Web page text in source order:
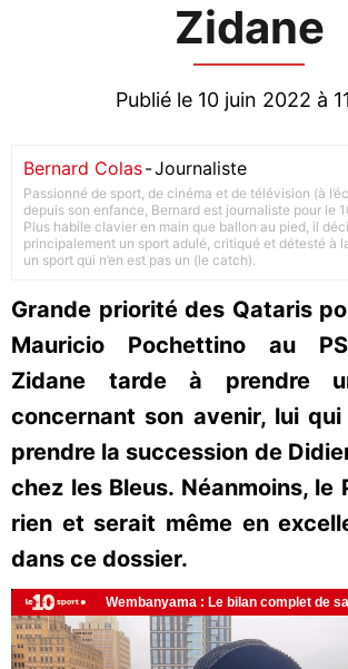
Zidane
Publié le 10 juin 2022 à
Bernard Colas-Journaliste
Passionné de sport, de cinéma et de télévision (à
depuis son enfance, Bernard est journaliste pour le
Plus habile clavier en main que ballon au pied, il
principalement un sport adulé, critiqué et détesté à
un sport qui n’en est pas un (le catch).
Grande priorité des Qataris
Mauricio Pochettino au
Zidane tarde à prendre
concernant son avenir, lui
prendre la succession de
chez les Bleus. Néanmoins, le
rien et serait même en
dans ce dossier.